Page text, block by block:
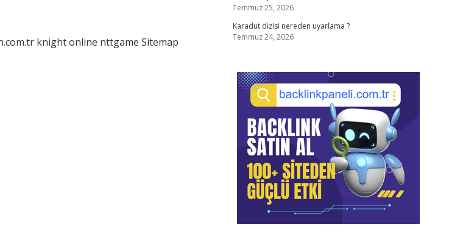
knight online nttgame Sitemap
Temmuz 25, 2026
Karadut dizisi nereden uyarlama ?
Temmuz 24, 2026